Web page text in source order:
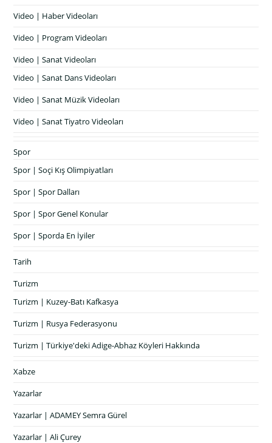
Video | Haber Videoları
Video | Program Videoları
Video | Sanat Videoları
Video | Sanat Dans Videoları
Video | Sanat Müzik Videoları
Video | Sanat Tiyatro Videoları
Spor
Spor | Soçi Kış Olimpiyatları
Spor | Spor Dalları
Spor | Spor Genel Konular
Spor | Sporda En İyiler
Tarih
Turizm
Turizm | Kuzey-Batı Kafkasya
Turizm | Rusya Federasyonu
Turizm | Türkiye'deki Adige-Abhaz Köyleri Hakkında
Xabze
Yazarlar
Yazarlar | ADAMEY Semra Gürel
Yazarlar | Ali Çurey